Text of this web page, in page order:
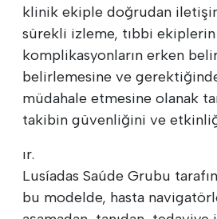
klinik ekiple doğrudan
sürekli izleme, tıbbi
komplikasyonların erken
belirlemesine ve
müdahale etmesine olanak
takibin güvenliğini ve
ır.
Lusíadas Saúde Grubu
bu modelde, hasta